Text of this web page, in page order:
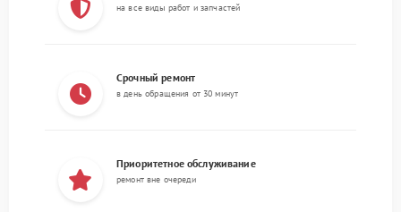
на все виды работ и запчастей
Срочный ремонт
в день обращения от 30 минут
Приоритетное обслуживание
ремонт вне очереди